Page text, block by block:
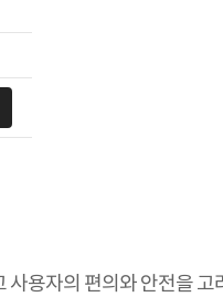
용자의 편의와 안전을 고